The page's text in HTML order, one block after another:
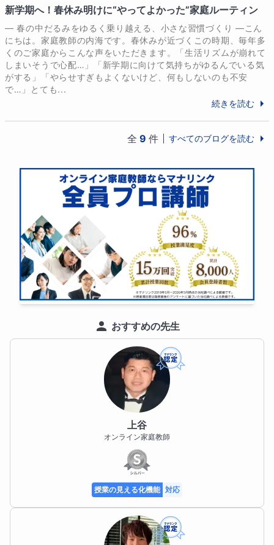
新学期へ！春休み明けに“やってよかった”家庭ルーティン
― 春の中だるみをゆるく乗り越える、小さな習慣づくり ―こん
にちは。家庭教師の内海です。春休みが近づくこの時期、毎年多
くのご家庭からこんな声をいただきます。「生活リズムが崩れて
しまいそうで心配…」「新学期に向けて気持ちがゆるんでいる気
がする」「やらせすぎもよくないけど、何もしないのも不安
で…」とても...
続きを読む
全 9 件 すべてのブログを読む
おすすめの先生
上谷
オンライン家庭教師
授業の見える化機能 対応